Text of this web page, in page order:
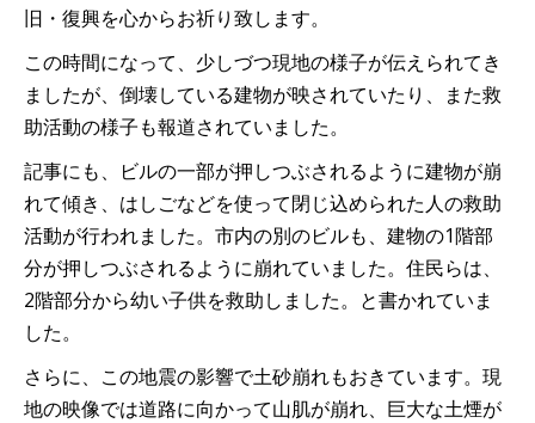
旧・復興を心からお祈り致します。
この時間になって、少しづつ現地の様子が伝えられてき
ましたが、倒壊している建物が映されていたり、また救
助活動の様子も報道されていました。
記事にも、ビルの一部が押しつぶされるように建物が崩
れて傾き、はしごなどを使って閉じ込められた人の救助
活動が行われました。市内の別のビルも、建物の1階部
分が押しつぶされるように崩れていました。住民らは、
2階部分から幼い子供を救助しました。と書かれていま
した。
さらに、この地震の影響で土砂崩れもおきています。現
地の映像では道路に向かって山肌が崩れ、巨大な土煙が